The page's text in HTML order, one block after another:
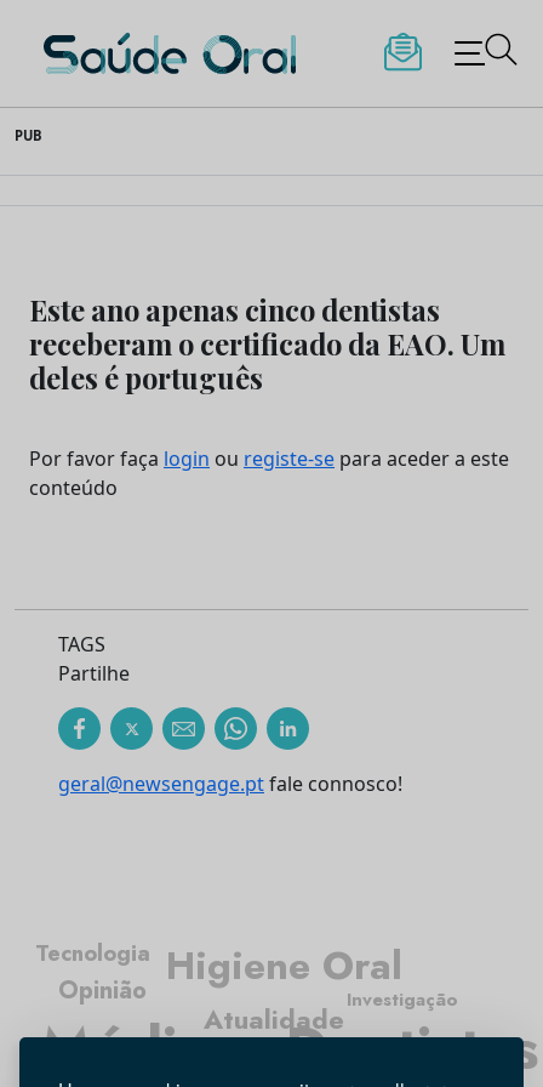
to
content
Saúde Oral
PUB
Este ano apenas cinco dentistas
receberam o certificado da EAO. Um
deles é português
Por favor faça login ou registe-se para aceder a este
conteúdo
TAGS
Partilhe
geral@newsengage.ptfale connosco!
Atualidade
Médicos Dentistas
Higiene Oral
Opinião
Tecnologia
Investigação